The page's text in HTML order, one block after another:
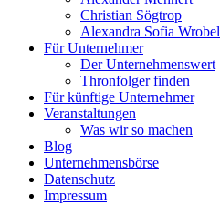
Christian Sögtrop
Alexandra Sofia Wrobel
Für Unternehmer
Der Unternehmenswert
Thronfolger finden
Für künftige Unternehmer
Veranstaltungen
Was wir so machen
Blog
Unternehmensbörse
Datenschutz
Impressum